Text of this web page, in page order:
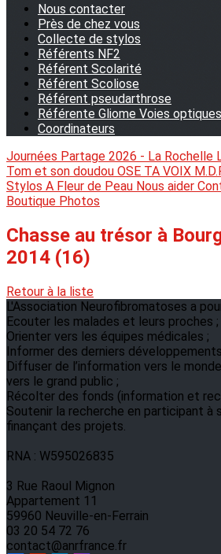
Nous contacter
Près de chez vous
Collecte de stylos
Référents NF2
Référent Scolarité
Référent Scoliose
Référent pseudarthrose
Référente Gliome Voies optiques
Coordinateurs
Journées Partage 2026 - La Rochelle
Tom et son doudou OSE TA VOIX
Stylos A Fleur de Peau Nous aider
Boutique Photos
Chasse au trésor à
2014 (16)
Retour à la liste
L'Association Neurofibromatoses a
Ecouter les malades et leurs proches ;
Orienter vers les équipes médicales ;
Informer des derniers
Diffuser de l’information vers le
vers le grand public ;
Récolter des fonds (information et
Soutenir la recherche en participant à
finançant des projets.
RNA : W595026835
3 Rue Raoul Mignon
Appartement 11
59960 Neuville-en-Ferrain
03 20 54 72 76
contact@anrfrance.fr